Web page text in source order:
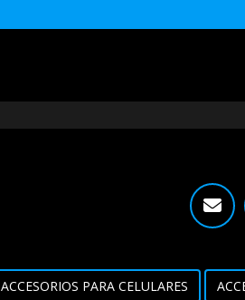
ACCESORIOS PARA CELULARES